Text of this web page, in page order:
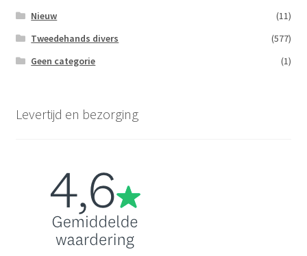
Nieuw
(11)
Tweedehands divers
(577)
Geen categorie
(1)
Levertijd en bezorging